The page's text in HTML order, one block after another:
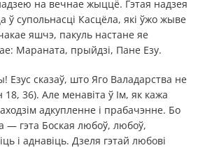
на вечнае жыццё. Гэтая надзея
ў супольнасці Касцёла, які ўжо жыве
яшчэ, пакуль настане яе
Мараната, прыйдзі, Пане Езу.
Езус сказаў, што Яго Валадарства не
18, 36). Але менавіта ў Ім, як кажа
адкупленне і прабачэнне. Бо
— гэта Боская любоў, любоў,
і аднавіць. Дзеля гэтай любові